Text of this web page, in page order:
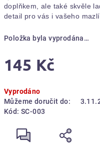
doplňkem, ale také skvěle
detail pro vás i vašeho
Položka byla vyprodána…
145 Kč
cena:
Vyprodáno
Můžeme doručit do:
Kód: SC-003